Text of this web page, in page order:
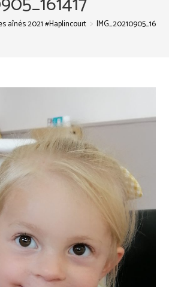
aînés 2021 #Haplincourt > IMG_20210905_161417